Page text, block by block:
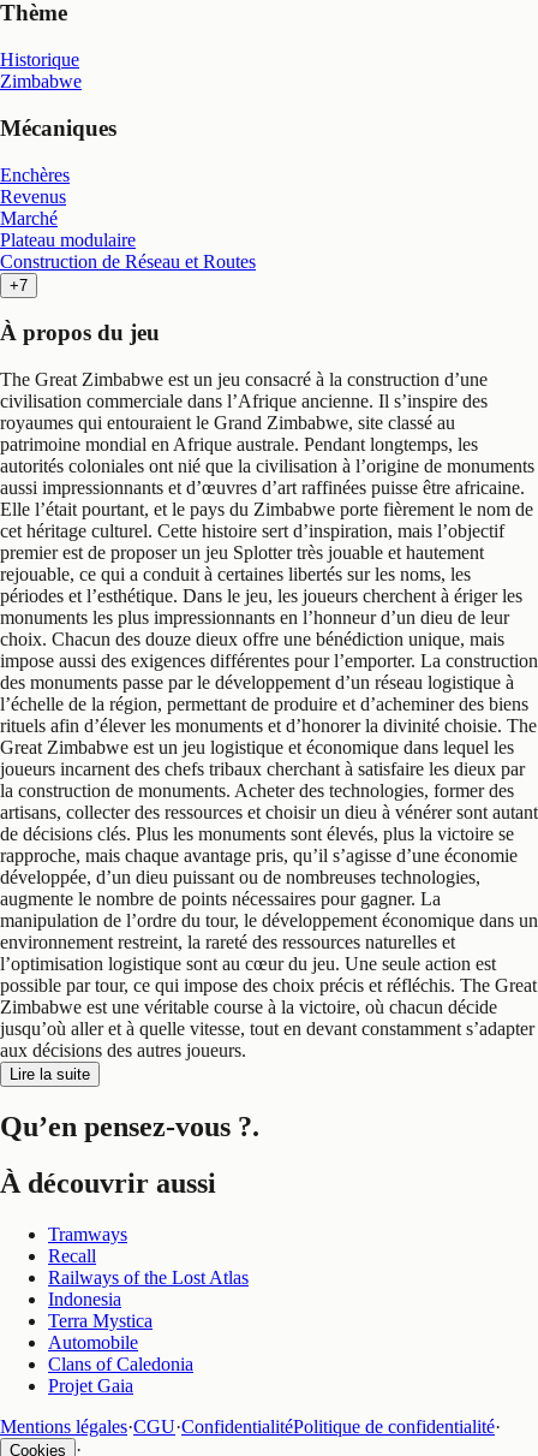
Thème
Historique
Zimbabwe
Mécaniques
Enchères
Revenus
Marché
Plateau modulaire
Construction de Réseau et Routes
+7
À propos du jeu
The Great Zimbabwe est un jeu consacré à la construction d’une
civilisation commerciale dans l’Afrique ancienne. Il s’inspire des
royaumes qui entouraient le Grand Zimbabwe, site classé au
patrimoine mondial en Afrique australe. Pendant longtemps, les
autorités coloniales ont nié que la civilisation à l’origine de monuments
aussi impressionnants et d’œuvres d’art raffinées puisse être africaine.
Elle l’était pourtant, et le pays du Zimbabwe porte fièrement le nom de
cet héritage culturel. Cette histoire sert d’inspiration, mais l’objectif
premier est de proposer un jeu Splotter très jouable et hautement
rejouable, ce qui a conduit à certaines libertés sur les noms, les
périodes et l’esthétique. Dans le jeu, les joueurs cherchent à ériger les
monuments les plus impressionnants en l’honneur d’un dieu de leur
choix. Chacun des douze dieux offre une bénédiction unique, mais
impose aussi des exigences différentes pour l’emporter. La construction
des monuments passe par le développement d’un réseau logistique à
l’échelle de la région, permettant de produire et d’acheminer des biens
rituels afin d’élever les monuments et d’honorer la divinité choisie. The
Great Zimbabwe est un jeu logistique et économique dans lequel les
joueurs incarnent des chefs tribaux cherchant à satisfaire les dieux par
la construction de monuments. Acheter des technologies, former des
artisans, collecter des ressources et choisir un dieu à vénérer sont autant
de décisions clés. Plus les monuments sont élevés, plus la victoire se
rapproche, mais chaque avantage pris, qu’il s’agisse d’une économie
développée, d’un dieu puissant ou de nombreuses technologies,
augmente le nombre de points nécessaires pour gagner. La
manipulation de l’ordre du tour, le développement économique dans un
environnement restreint, la rareté des ressources naturelles et
l’optimisation logistique sont au cœur du jeu. Une seule action est
possible par tour, ce qui impose des choix précis et réfléchis. The Great
Zimbabwe est une véritable course à la victoire, où chacun décide
jusqu’où aller et à quelle vitesse, tout en devant constamment s’adapter
aux décisions des autres joueurs.
Lire la suite
Qu’en pensez-vous ?.
À découvrir aussi
Tramways
Recall
Railways of the Lost Atlas
Indonesia
Terra Mystica
Automobile
Clans of Caledonia
Projet Gaia
Mentions légales·CGU·ConfidentialitéPolitique de confidentialité·
Cookies ·